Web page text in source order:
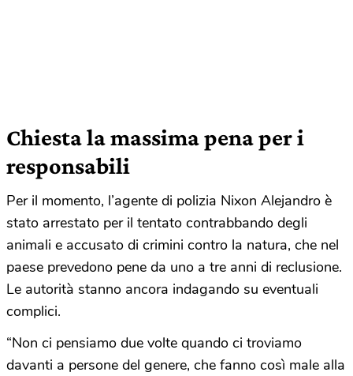
Chiesta la massima pena per i
responsabili
Per il momento, l’agente di polizia Nixon Alejandro è
stato arrestato per il tentato contrabbando degli
animali e accusato di crimini contro la natura, che nel
paese prevedono pene da uno a tre anni di reclusione.
Le autorità stanno ancora indagando su eventuali
complici.
“Non ci pensiamo due volte quando ci troviamo
davanti a persone del genere, che fanno così male alla